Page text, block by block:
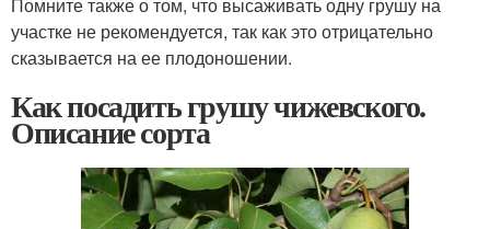
Помните также о том, что высаживать одну грушу на
участке не рекомендуется, так как это отрицательно
сказывается на ее плодоношении.
Как посадить грушу чижевского.
Описание сорта